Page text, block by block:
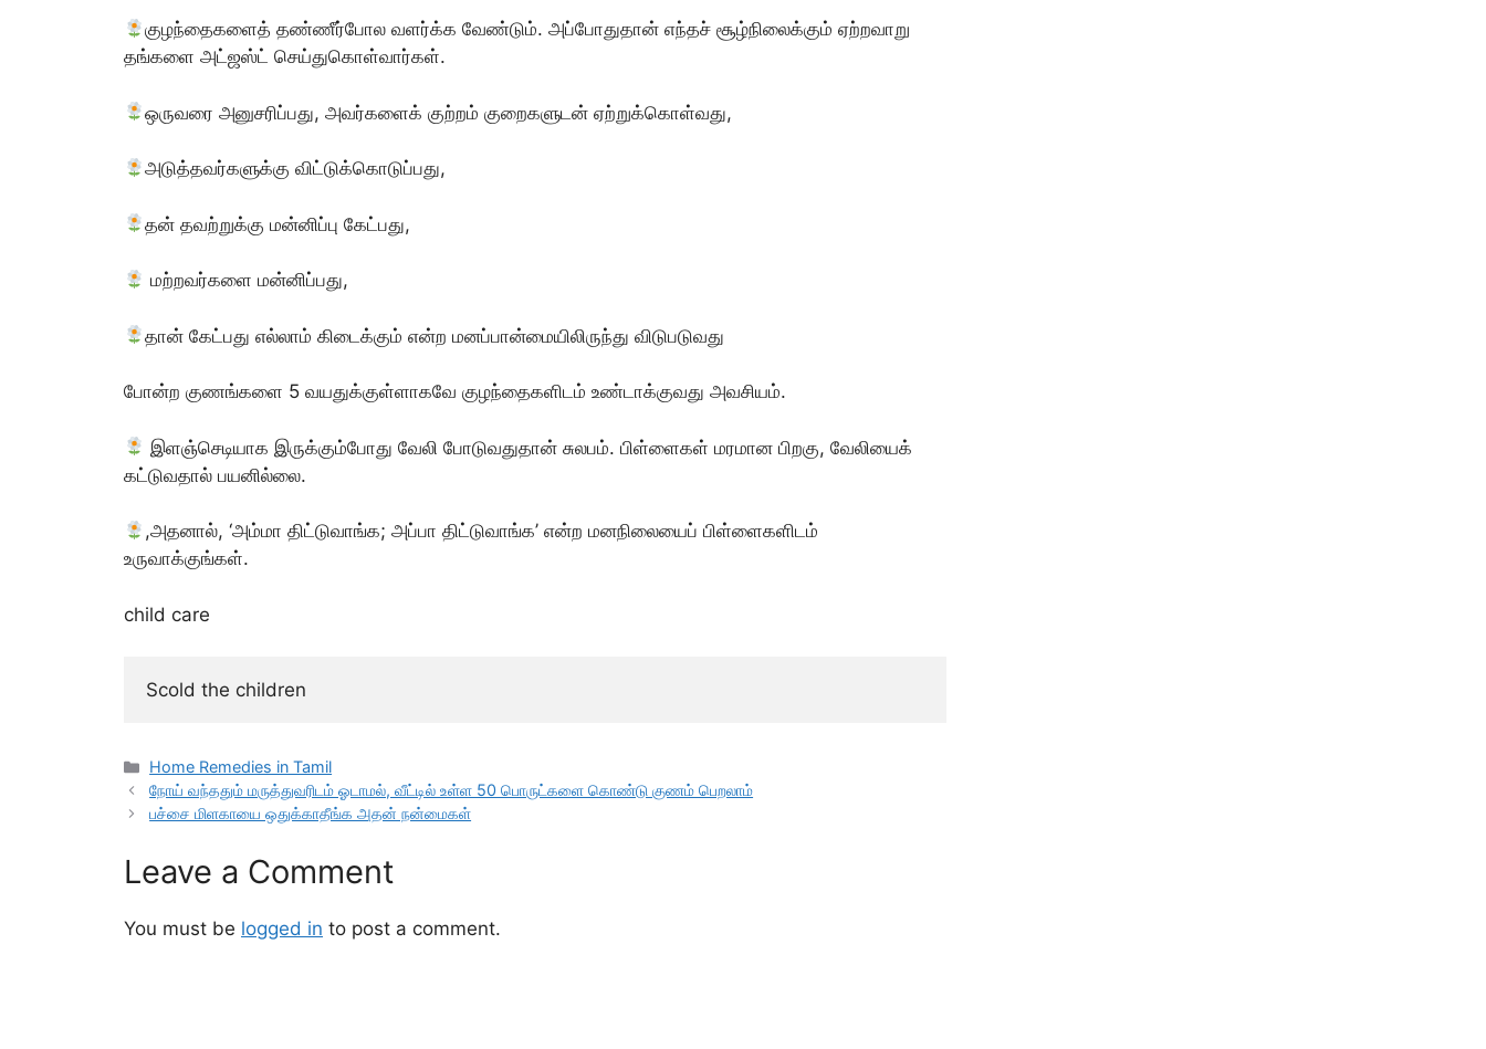
குழந்தைகளைத் தண்ணீர்போல வளர்க்க வேண்டும். அப்போதுதான் எந்தச் சூழ்நிலைக்கும் ஏற்றவாறு
தங்களை அட்ஜஸ்ட் செய்துகொள்வார்கள்.
ஒருவரை அனுசரிப்பது, அவர்களைக் குற்றம் குறைகளுடன் ஏற்றுக்கொள்வது,
அடுத்தவர்களுக்கு விட்டுக்கொடுப்பது,
தன் தவற்றுக்கு மன்னிப்பு கேட்பது,
மற்றவர்களை மன்னிப்பது,
தான் கேட்பது எல்லாம் கிடைக்கும் என்ற மனப்பான்மையிலிருந்து விடுபடுவது
போன்ற குணங்களை 5 வயதுக்குள்ளாகவே குழந்தைகளிடம் உண்டாக்குவது அவசியம்.
இளஞ்செடியாக இருக்கும்போது வேலி போடுவதுதான் சுலபம். பிள்ளைகள் மரமான பிறகு, வேலியைக்
கட்டுவதால் பயனில்லை.
,அதனால், ‘அம்மா திட்டுவாங்க; அப்பா திட்டுவாங்க’ என்ற மனநிலையைப் பிள்ளைகளிடம்
உருவாக்குங்கள்.
child care
Scold the children
Categories
Home Remedies in Tamil
நோய் வந்ததும் மருத்துவரிடம் ஓடாமல், வீட்டில் உள்ள 50 பொருட்களை கொண்டு குணம் பெறலாம்
பச்சை மிளகாயை ஒதுக்காதீங்க அதன் நன்மைகள்
Leave a Comment
You must be logged in to post a comment.